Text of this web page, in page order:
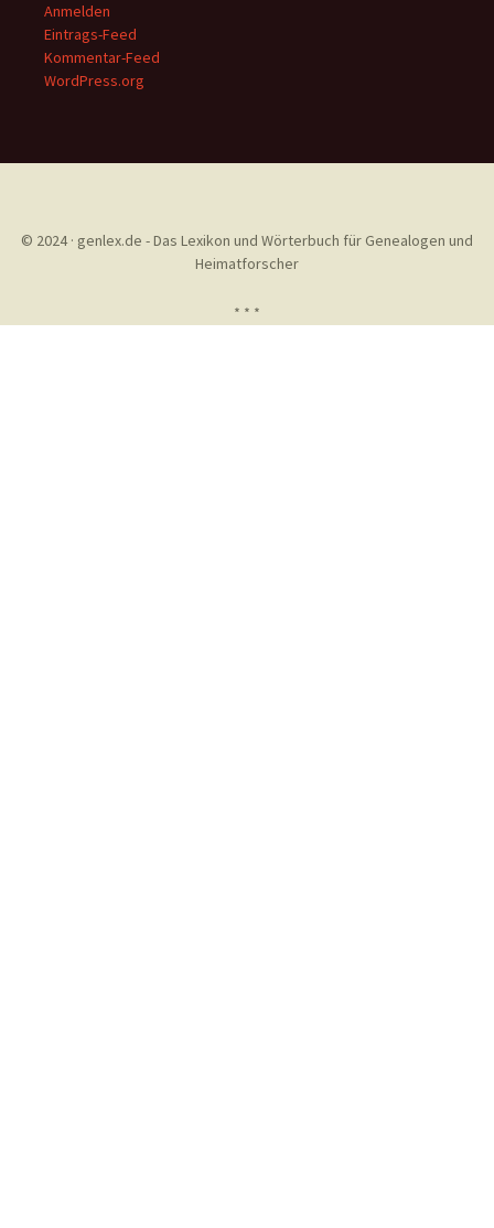
Anmelden
Eintrags-Feed
Kommentar-Feed
WordPress.org
© 2024 · genlex.de - Das Lexikon und Wörterbuch für Genealogen und
Heimatforscher
* * *